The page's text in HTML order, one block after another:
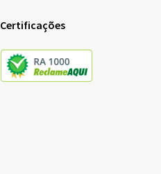
Certificações